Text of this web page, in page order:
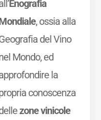
Enografia
, ossia alla
del Vino
Mondo, ed
la
conoscenza
zone vinicole